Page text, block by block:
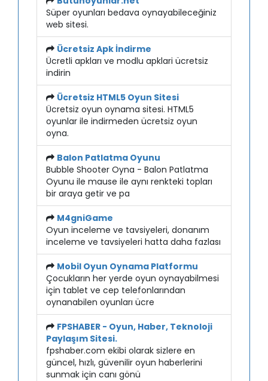
Süper oyunları bedava oynayabileceğiniz
web sitesi.
Ücretsiz Apk İndirme
Ücretli apkları ve modlu apklari ücretsiz
indirin
Ücretsiz HTML5 Oyun Sitesi
Ücretsiz oyun oynama sitesi. HTML5
oyunlar ile indirmeden ücretsiz oyun
oyna.
Balon Patlatma Oyunu
Bubble Shooter Oyna - Balon Patlatma
Oyunu ile mause ile aynı renkteki topları
bir araya getir ve pa
M4gniGame
Oyun inceleme ve tavsiyeleri, donanım
inceleme ve tavsiyeleri hatta daha fazlası
Mobil Oyun Oynama Platformu
Çocukların her yerde oyun oynayabilmesi
için tablet ve cep telefonlarından
oynanabilen oyunları ücre
FPSHABER - Oyun, Haber, Teknoloji
Paylaşım Sitesi.
fpshaber.com ekibi olarak sizlere en
güncel, hızlı, güvenilir oyun haberlerini
sunmak için canı gönü